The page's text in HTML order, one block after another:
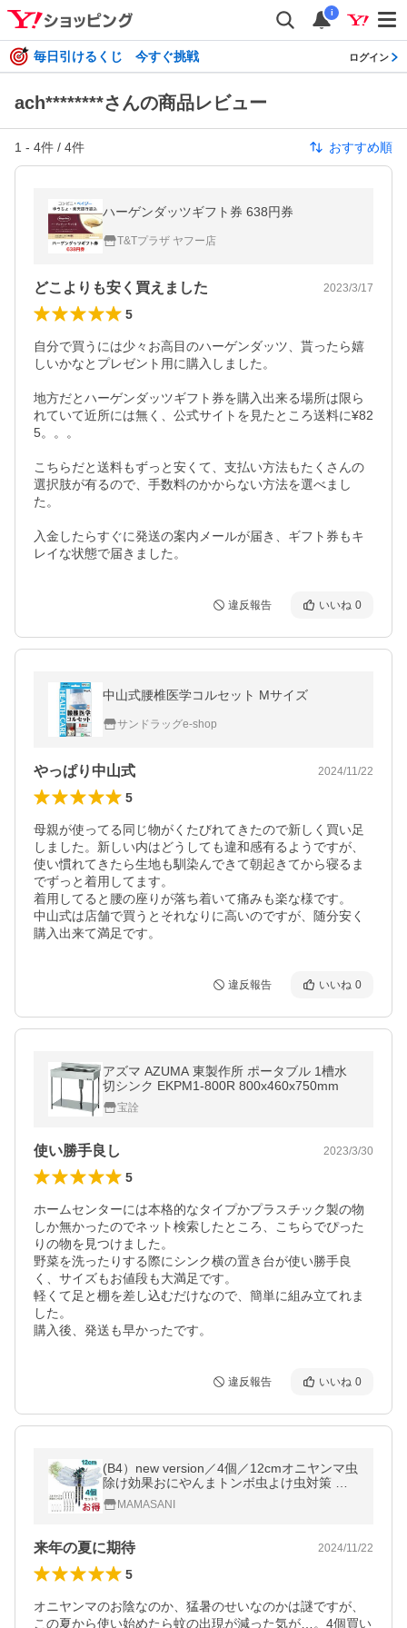
i
毎日引けるくじ 今すぐ挑戦 ログイン
ach********さんの商品レビュー
1 - 4件 / 4件 おすすめ順
ハーゲンダッツギフト券 638円券
T&Tプラザ ヤフー店
どこよりも安く買えました 2023/3/17
5
自分で買うには少々お高目のハーゲンダッツ、貰ったら嬉
しいかなとプレゼント用に購入しました。
地方だとハーゲンダッツギフト券を購入出来る場所は限ら
れていて近所には無く、公式サイトを見たところ送料に¥82
5。。。
こちらだと送料もずっと安くて、支払い方法もたくさんの
選択肢が有るので、手数料のかからない方法を選べまし
た。
入金したらすぐに発送の案内メールが届き、ギフト券もキ
レイな状態で届きました。
違反報告 いいね 0
中山式腰椎医学コルセット Mサイズ
サンドラッグe-shop
やっぱり中山式 2024/11/22
5
母親が使ってる同じ物がくたびれてきたので新しく買い足
しました。新しい内はどうしても違和感有るようですが、
使い慣れてきたら生地も馴染んできて朝起きてから寝るま
でずっと着用してます。
着用してると腰の座りが落ち着いて痛みも楽な様です。
中山式は店舗で買うとそれなりに高いのですが、随分安く
購入出来て満足です。
違反報告 いいね 0
アズマ AZUMA 東製作所 ポータブル 1槽水
切シンク EKPM1-800R 800x460x750mm
宝詮
使い勝手良し 2023/3/30
5
ホームセンターには本格的なタイプかプラスチック製の物
しか無かったのでネット検索したところ、こちらでぴった
りの物を見つけました。
野菜を洗ったりする際にシンク横の置き台が使い勝手良
く、サイズもお値段も大満足です。
軽くて足と棚を差し込むだけなので、簡単に組み立てれま
した。
購入後、発送も早かったです。
違反報告 いいね 0
(B4）new version／4個／12cmオニヤンマ虫
除け効果おにやんまトンボ虫よけ虫対策 安
全ピン&amp;ストラップ付き釣り山登りキャ
ップ屋外ゴルフ昆虫‐B4
MAMASANI
来年の夏に期待 2024/11/22
5
オニヤンマのお陰なのか、猛暑のせいなのかは謎ですが、
この夏から使い始めたら蚊の出現が減った気が…。4個買い